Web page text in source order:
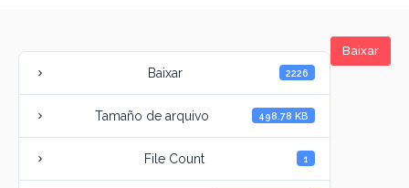
Baixar
Baixar 2226
Tamaño de arquivo 498.78 KB
File Count 1